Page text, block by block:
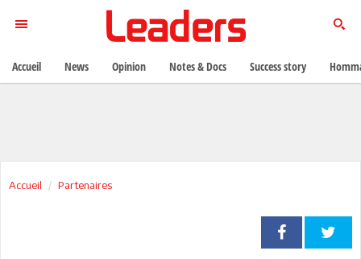
Accueil Partenaires
Accueil News Opinion Notes & Docs Success story